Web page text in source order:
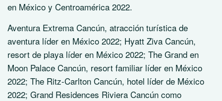
en México y Centroamérica 2022.
Aventura Extrema Cancún, atracción turística de
aventura líder en México 2022; Hyatt Ziva Cancún,
resort de playa líder en México 2022; The Grand en
Moon Palace Cancún, resort familiar líder en México
2022; The Ritz-Carlton Cancún, hotel líder de México
2022; Grand Residences Riviera Cancún como